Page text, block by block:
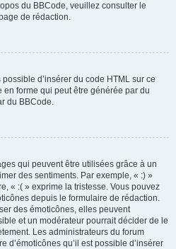
du BBCode, veuillez consulter le
de rédaction.
d’insérer du code HTML sur ce
forme qui peut être générée par du
du BBCode.
qui peuvent être utilisées grâce à un
des sentiments. Par exemple, « :) »
« :( » exprime la tristesse. Vous pouvez
depuis le formulaire de rédaction.
des émoticônes, elles peuvent
et un modérateur pourrait décider de le
Les administrateurs du forum
d’émoticônes qu’il est possible d’insérer